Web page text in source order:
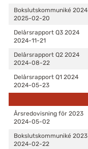
Bokslutskommuniké 2024
2025-02-20
Delårsrapport Q3 2024
2024-11-21
Delårsrapport Q2 2024
2024-08-22
Delårsrapport Q1 2024
2024-05-23
Årsredovisning för 2023
2024-05-02
Bokslutskommuniké 2023
2024-02-22